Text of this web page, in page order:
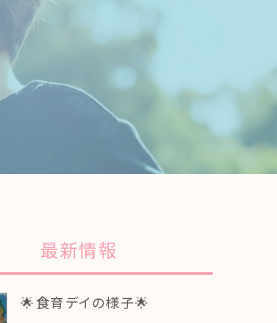
最新情報
🌟食育デイの様子🌟